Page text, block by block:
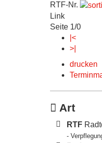
RTF-Nr.
Link
Seite 1/0
|<
>|
drucken
Art
RTF
-